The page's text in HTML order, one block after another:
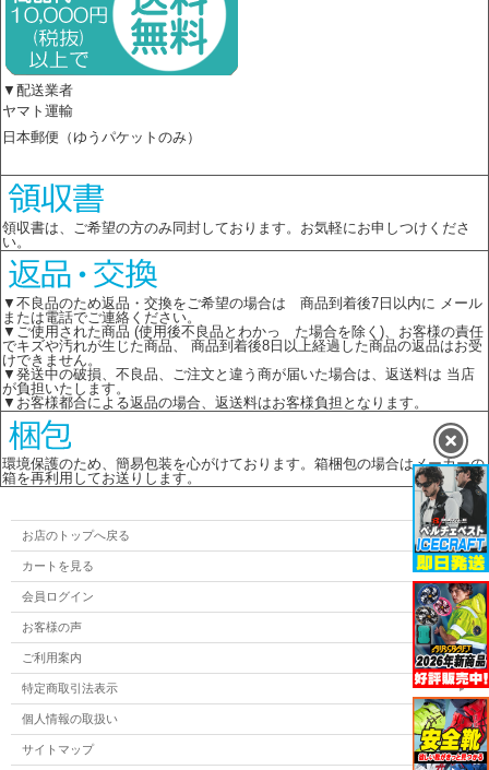
▼配送業者
ヤマト運輸
日本郵便（ゆうパケットのみ）
領収書は、ご希望の方のみ同封しております。お気軽にお申しつけくださ
い。
▼不良品のため返品・交換をご希望の場合は 商品到着後7日以内に メール
または電話でご連絡ください。
▼ご使用された商品 (使用後不良品とわかっ た場合を除く)、お客様の責任
でキズや汚れが生じた商品、 商品到着後8日以上経過した商品の返品はお受
けできません。
▼発送中の破損、不良品、ご注文と違う商が届いた場合は、返送料は 当店
が負担いたします。
▼お客様都合による返品の場合、返送料はお客様負担となります。
環境保護のため、簡易包装を心がけております。箱梱包の場合はメーカーの
箱を再利用してお送りします。
お店のトップへ戻る
カートを見る
会員ログイン
お客様の声
ご利用案内
特定商取引法表示
個人情報の取扱い
サイトマップ